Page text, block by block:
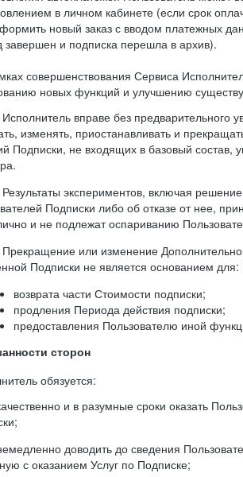
в личном кабинете (если срок
новый заказ с вводом платежных
завершен и подписка перешла в архив).
совершенствования Сервиса
новых функций и улучшению
вправе без предварительного
изменять, приостанавливать и
Подписки, не входящих в базовый состав,
экспериментов, включая
Подписки либо об отказе от нее,
и не подлежат оспариванию
или изменение
Подписки не является основанием для:
возврата части Стоимости подписки;
продления Периода действия подписки;
предоставления Пользователю иной
сторон
обязуется:
и в разумные сроки оказать
доводить до сведения
с оказанием Услуг по Подписке;